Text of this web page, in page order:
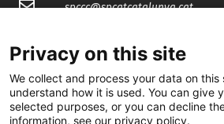
spccc@spcgtcatalunya.cat
@CGTCatalunya
Privacy on this site
We collect and process your data on
understand how it is used. You can give
selected purposes, or you can decline
information, see our privacy policy.